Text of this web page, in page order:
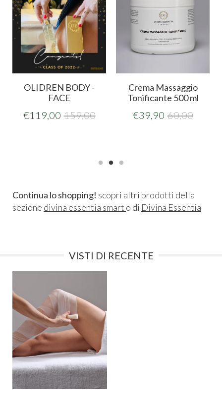
OLIDREN BODY -
FACE
€119,00 159,00
Crema Massaggio
Tonificante 500 ml
€39,90 60,00
Continua lo shopping! scopri altri prodotti della
sezione divina essentia smart o di Divina Essentia
VISTI DI RECENTE